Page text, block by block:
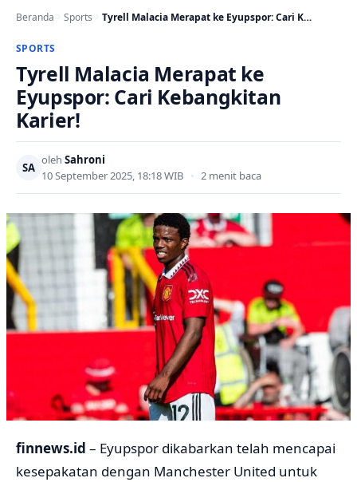
Beranda Sports Tyrell Malacia Merapat ke Eyupspor: Cari Kebangkitan Karier!
SPORTS
Tyrell Malacia Merapat ke
Eyupspor: Cari Kebangkitan
Karier!
SA
oleh Sahroni
10 September 2025, 18:18 WIB • 2 menit baca
finnews.id – Eyupspor dikabarkan telah mencapai
kesepakatan dengan Manchester United untuk